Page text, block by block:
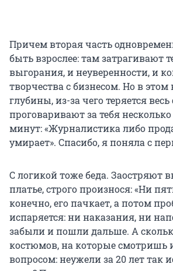
Причем вторая часть
быть взрослее: там затрагивают
выгорания, и неуверенности, и
творчества с бизнесом. Но в
глубины, из-за чего теряется
проговаривают за тебя несколько
минут: «Журналистика либо
умирает». Спасибо, я поняла с
С логикой тоже беда. Заостряют
платье, строго произнося: «Ни
конечно, его пачкает, а потом
испаряется: ни наказания, ни
забыли и пошли дальше. А
костюмов, на которые смотришь
вопросом: неужели за 20 лет так